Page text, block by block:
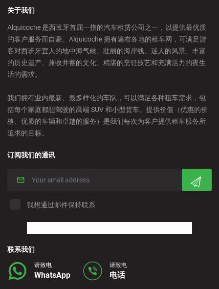
关于我们
Alquicoche 是西班牙首屈一指的汽车租赁公司之一，以提供最优质
的客户服务而自豪。Alquicoche 拥有遍布各地的租车网，可满足游
客对西班牙宜人的地中海气候、壮丽的海岸线、迷人的风景、丰富
的历史遗产、兼收并蓄的文化、精湛的烹饪技艺和充满活力的夜生
活的需求。
我们拥有业内最新、最多样化的车队，可以满足各种租车需求，包
括每个家庭都想驾驶的高端 SUV 和小型货车。提供价值（优惠的价
格、优质的车辆和卓越的服务）是我们每次为客户提供租车服务所
追求的目标。
订阅我们的通讯
我想通过邮件保持联系
联系我们
请致电
WhatsApp
请致电
电话